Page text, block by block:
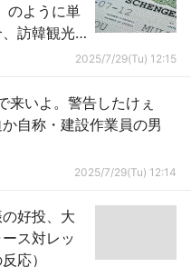
のように単
訪韓観光
2025/7/29(Tu) 12:15
来いよ。警告したけぇ
自称・建設作業員の男
2025/7/29(Tu) 12:14
好投、大
ス対レッ
応）